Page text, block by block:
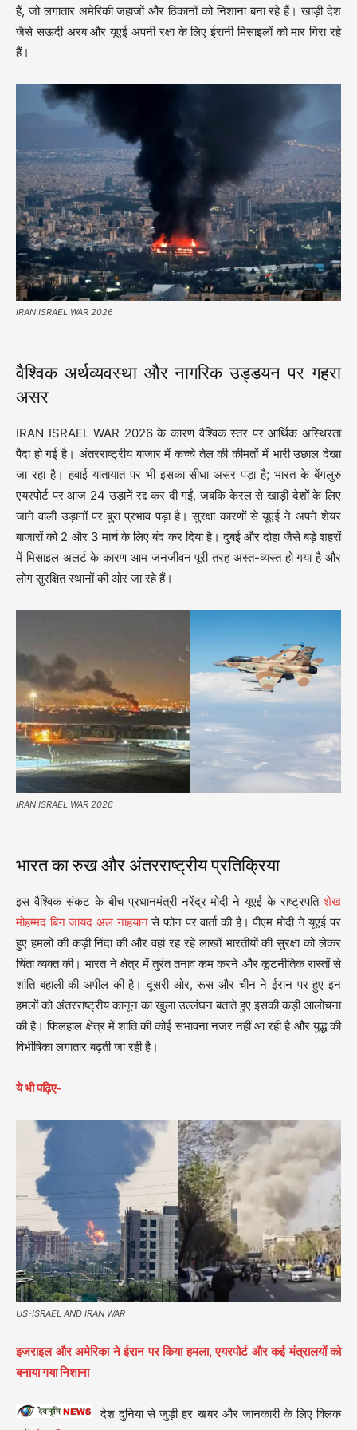
हैं, जो लगातार अमेरिकी जहाजों और ठिकानों को निशाना बना रहे हैं। खाड़ी देश
जैसे सऊदी अरब और यूएई अपनी रक्षा के लिए ईरानी मिसाइलों को मार गिरा रहे
हैं।
IRAN ISRAEL WAR 2026
वैश्विक अर्थव्यवस्था और नागरिक उड्डयन पर गहरा
असर
IRAN ISRAEL WAR 2026 के कारण वैश्विक स्तर पर आर्थिक अस्थिरता
पैदा हो गई है। अंतरराष्ट्रीय बाजार में कच्चे तेल की कीमतों में भारी उछाल देखा
जा रहा है। हवाई यातायात पर भी इसका सीधा असर पड़ा है; भारत के बेंगलुरु
एयरपोर्ट पर आज 24 उड़ानें रद्द कर दी गईं, जबकि केरल से खाड़ी देशों के लिए
जाने वाली उड़ानों पर बुरा प्रभाव पड़ा है। सुरक्षा कारणों से यूएई ने अपने शेयर
बाजारों को 2 और 3 मार्च के लिए बंद कर दिया है। दुबई और दोहा जैसे बड़े शहरों
में मिसाइल अलर्ट के कारण आम जनजीवन पूरी तरह अस्त-व्यस्त हो गया है और
लोग सुरक्षित स्थानों की ओर जा रहे हैं।
IRAN ISRAEL WAR 2026
भारत का रुख और अंतरराष्ट्रीय प्रतिक्रिया
इस वैश्विक संकट के बीच प्रधानमंत्री नरेंद्र मोदी ने यूएई के राष्ट्रपतिशेख
मोहम्मद बिन जायद अल नाहयानसे फोन पर वार्ता की है। पीएम मोदी ने यूएई पर
हुए हमलों की कड़ी निंदा की और वहां रह रहे लाखों भारतीयों की सुरक्षा को लेकर
चिंता व्यक्त की। भारत ने क्षेत्र में तुरंत तनाव कम करने और कूटनीतिक रास्तों से
शांति बहाली की अपील की है। दूसरी ओर, रूस और चीन ने ईरान पर हुए इन
हमलों को अंतरराष्ट्रीय कानून का खुला उल्लंघन बताते हुए इसकी कड़ी आलोचना
की है। फिलहाल क्षेत्र में शांति की कोई संभावना नजर नहीं आ रही है और युद्ध की
विभीषिका लगातार बढ़ती जा रही है।
ये भी पढ़िए-
US-ISRAEL AND IRAN WAR
इजराइल और अमेरिका ने ईरान पर किया हमला, एयरपोर्ट और कई मंत्रालयों को
बनाया गया निशाना
देश दुनिया से जुड़ी हर खबर और जानकारी के लिए क्लिक